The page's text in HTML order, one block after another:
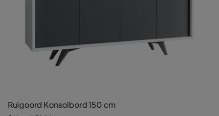
Ruigoord Konsolbord 150 cm